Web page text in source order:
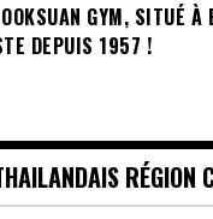
GYM, SITUÉ À
DEPUIS 1957 !
RÉGION